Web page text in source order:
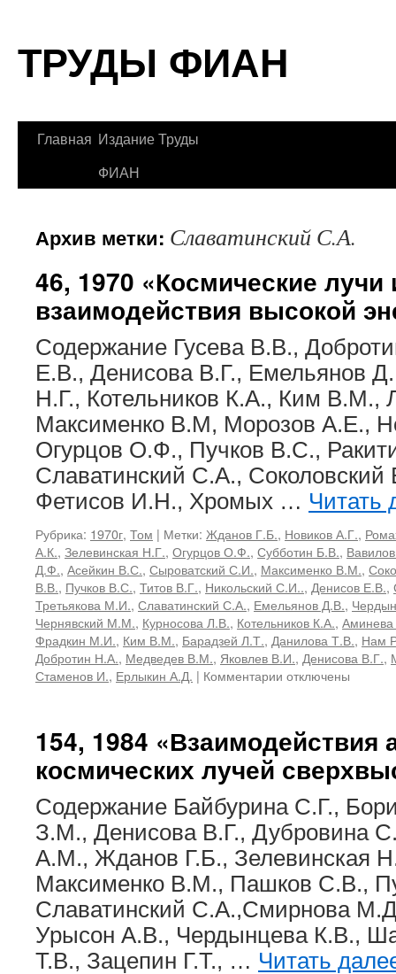
содержимому
ТРУДЫ ФИАН
Главная Издание Труды
ФИАН
Архив метки: Славатинский С.А.
46, 1970 «Космические
взаимодействия высокой
Содержание Гусева В.В.,
Е.В., Денисова В.Г., Емельянов
Н.Г., Котельников К.А., Ким В.М.,
Максименко В.М, Морозов А.Е.,
Огурцов О.Ф., Пучков В.С.,
Славатинский С.А., Соколовский
Фетисов И.Н., Хромых … Читать
Рубрика: 1970г, Том | Метки: Жданов Г.Б., Новиков А.Г.,
А.К., Зелевинская Н.Г., Огурцов О.Ф., Субботин Б.В.,
Д.Ф., Асейкин В.С., Сыроватский С.И., Максименко В.М.,
В.В., Пучков В.С., Титов В.Г., Никольский С.И.., Денисов Е.В.,
Третьякова М.И., Славатинский С.А., Емельянов Д.В.,
Чернявский М.М., Курносова Л.В., Котельников К.А.,
Фрадкин М.И., Ким В.М., Барадзей Л.Т., Данилова Т.В., Нам
Добротин Н.А., Медведев В.М., Яковлев В.И., Денисова В.Г.,
Стаменов И., Ерлыкин А.Д. | Комментарии к
1970
«Космические
лучи
и
ядерные
взаимодействия
высокой
энергии
отключены
154, 1984 «Взаимодействия
космических лучей
Содержание Байбурина С.Г.,
З.М., Денисова В.Г., Дубровина
А.М., Жданов Г.Б., Зелевинская
Максименко В.М., Пашков С.В.,
Славатинский С.А.,Смирнова
Урысон А.В., Чердынцева К.В.,
Т.В., Зацепин Г.Т., … Читать